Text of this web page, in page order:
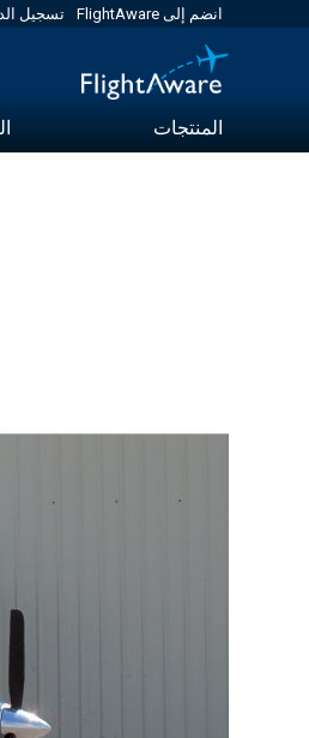
انضم إلى FlightAware تسجيل
المنتجات